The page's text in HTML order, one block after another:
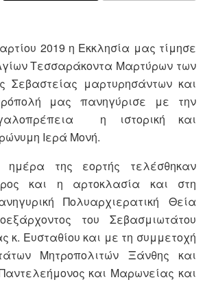
2019 η Εκκλησία μας τίμησε
Τεσσαράκοντα Μαρτύρων των
Σεβαστείας μαρτυρησάντων και
μας πανηγύρισε με την
η ιστορική και
Ιερά Μονή.
ημέρα της εορτής τελέσθηκαν
και η αρτοκλασία και στη
Πολυαρχιερατική Θεία
του Σεβασμιωτάτου
κ. Ευσταθίου και με τη συμμετοχή
Μητροπολιτών Ξάνθης και
και Μαρωνείας και